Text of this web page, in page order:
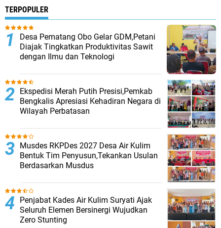
TERPOPULER
Desa Pematang Obo Gelar GDM,Petani
Diajak Tingkatkan Produktivitas Sawit
dengan Ilmu dan Teknologi
Ekspedisi Merah Putih Presisi,Pemkab
Bengkalis Apresiasi Kehadiran Negara di
Wilayah Perbatasan
Musdes RKPDes 2027 Desa Air Kulim
Bentuk Tim Penyusun,Tekankan Usulan
Berdasarkan Musdus
Penjabat Kades Air Kulim Suryati Ajak
Seluruh Elemen Bersinergi Wujudkan
Zero Stunting